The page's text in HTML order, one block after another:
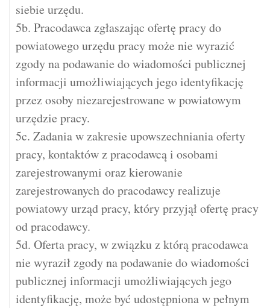
siebie urzędu.
5b. Pracodawca zgłaszając ofertę pracy do
powiatowego urzędu pracy może nie wyrazić
zgody na podawanie do wiadomości publicznej
informacji umożliwiających jego identyfikację
przez osoby niezarejestrowane w powiatowym
urzędzie pracy.
5c. Zadania w zakresie upowszechniania oferty
pracy, kontaktów z pracodawcą i osobami
zarejestrowanymi oraz kierowanie
zarejestrowanych do pracodawcy realizuje
powiatowy urząd pracy, który przyjął ofertę pracy
od pracodawcy.
5d. Oferta pracy, w związku z którą pracodawca
nie wyraził zgody na podawanie do wiadomości
publicznej informacji umożliwiających jego
identyfikację, może być udostępniona w pełnym